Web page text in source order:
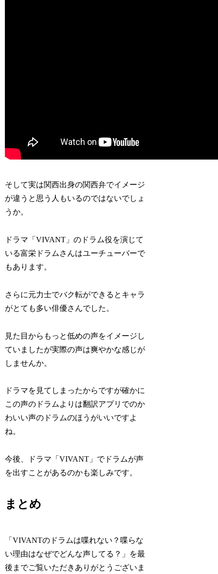
そして実は関西出身の関西弁でイメージ
が違うと思う人もいるのではないでしょ
うか。
ドラマ「VIVANT」のドラム役を演じて
いる富栄ドラムさんはユーチューバーで
もあります。
さらに元力士でバク転ができるとキャラ
がとても多い俳優さんでした。
見た目からもっと低めの声をイメージし
ていましたが実際の声は爽やかな感じが
しませんか。
ドラマを見てしまったからですが確かに
この声のドラムよりは翻訳アプリでのか
わいい声のドラムのほうがいいですよ
ね。
今後、ドラマ「VIVANT」でドラムが声
を出すことがあるのかも楽しみです。
まとめ
「VIVANTのドラムは喋れない？喋らな
い理由はなぜでどんな声してる？」を最
後までご覧いただきありがとうございま